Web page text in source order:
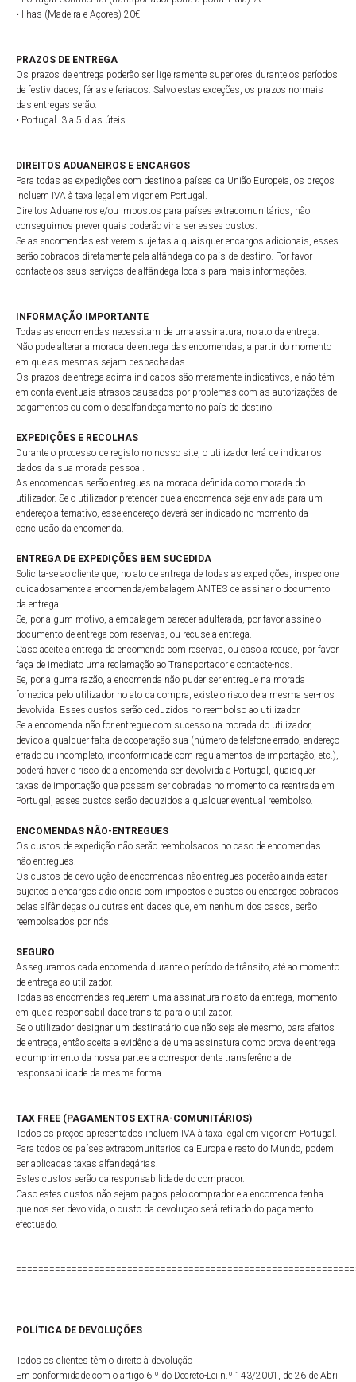
• Ilhas (Madeira e Açores) 20€
PRAZOS DE ENTREGA
Os prazos de entrega poderão ser ligeiramente superiores durante os períodos
de festividades, férias e feriados. Salvo estas exceções, os prazos normais
das entregas serão:
• Portugal 3 a 5 dias úteis
DIREITOS ADUANEIROS E ENCARGOS
Para todas as expedições com destino a países da União Europeia, os preços
incluem IVA à taxa legal em vigor em Portugal.
Direitos Aduaneiros e/ou Impostos para países extracomunitários, não
conseguimos prever quais poderão vir a ser esses custos.
Se as encomendas estiverem sujeitas a quaisquer encargos adicionais, esses
serão cobrados diretamente pela alfândega do país de destino. Por favor
contacte os seus serviços de alfândega locais para mais informações.
INFORMAÇÃO IMPORTANTE
Todas as encomendas necessitam de uma assinatura, no ato da entrega.
Não pode alterar a morada de entrega das encomendas, a partir do momento
em que as mesmas sejam despachadas.
Os prazos de entrega acima indicados são meramente indicativos, e não têm
em conta eventuais atrasos causados por problemas com as autorizações de
pagamentos ou com o desalfandegamento no país de destino.
EXPEDIÇÕES E RECOLHAS
Durante o processo de registo no nosso site, o utilizador terá de indicar os
dados da sua morada pessoal.
As encomendas serão entregues na morada definida como morada do
utilizador. Se o utilizador pretender que a encomenda seja enviada para um
endereço alternativo, esse endereço deverá ser indicado no momento da
conclusão da encomenda.
ENTREGA DE EXPEDIÇÕES BEM SUCEDIDA
Solicita-se ao cliente que, no ato de entrega de todas as expedições, inspecione
cuidadosamente a encomenda/embalagem ANTES de assinar o documento
da entrega.
Se, por algum motivo, a embalagem parecer adulterada, por favor assine o
documento de entrega com reservas, ou recuse a entrega.
Caso aceite a entrega da encomenda com reservas, ou caso a recuse, por favor,
faça de imediato uma reclamação ao Transportador e contacte-nos.
Se, por alguma razão, a encomenda não puder ser entregue na morada
fornecida pelo utilizador no ato da compra, existe o risco de a mesma ser-nos
devolvida. Esses custos serão deduzidos no reembolso ao utilizador.
Se a encomenda não for entregue com sucesso na morada do utilizador,
devido a qualquer falta de cooperação sua (número de telefone errado, endereço
errado ou incompleto, inconformidade com regulamentos de importação, etc.),
poderá haver o risco de a encomenda ser devolvida a Portugal, quaisquer
taxas de importação que possam ser cobradas no momento da reentrada em
Portugal, esses custos serão deduzidos a qualquer eventual reembolso.
ENCOMENDAS NÃO-ENTREGUES
Os custos de expedição não serão reembolsados no caso de encomendas
não-entregues.
Os custos de devolução de encomendas não-entregues poderão ainda estar
sujeitos a encargos adicionais com impostos e custos ou encargos cobrados
pelas alfândegas ou outras entidades que, em nenhum dos casos, serão
reembolsados por nós.
SEGURO
Asseguramos cada encomenda durante o período de trânsito, até ao momento
de entrega ao utilizador.
Todas as encomendas requerem uma assinatura no ato da entrega, momento
em que a responsabilidade transita para o utilizador.
Se o utilizador designar um destinatário que não seja ele mesmo, para efeitos
de entrega, então aceita a evidência de uma assinatura como prova de entrega
e cumprimento da nossa parte e a correspondente transferência de
responsabilidade da mesma forma.
TAX FREE (PAGAMENTOS EXTRA-COMUNITÁRIOS)
Todos os preços apresentados incluem IVA à taxa legal em vigor em Portugal.
Para todos os países extracomunitarios da Europa e resto do Mundo, podem
ser aplicadas taxas alfandegárias.
Estes custos serão da responsabilidade do comprador.
Caso estes custos não sejam pagos pelo comprador e a encomenda tenha
que nos ser devolvida, o custo da devoluçao será retirado do pagamento
efectuado.
POLÍTICA DE DEVOLUÇÕES
Todos os clientes têm o direito à devolução
Em conformidade com o artigo 6.º do Decreto-Lei n.º 143/2001, de 26 de Abril